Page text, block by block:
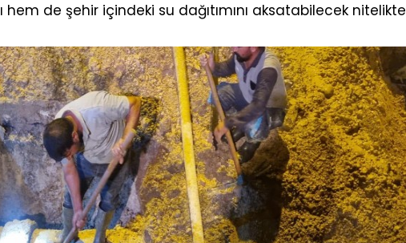
hem de şehir içindeki su dağıtımını aksatabilecek nitelikte